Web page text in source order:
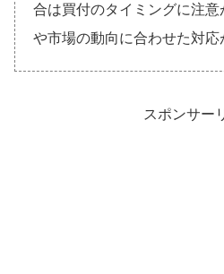
合は買付のタイミングに注意
や市場の動向に合わせた対応
スポンサー